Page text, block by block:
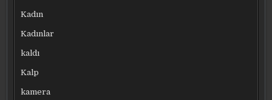
Kadın
Kadınlar
kaldı
Kalp
kamera